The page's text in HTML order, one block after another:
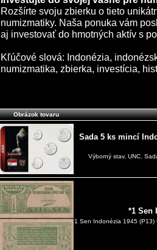
Rozšírte svoju zbierku o tieto
numizmatiky. Naša ponuka vám
aj investovať do hmotných aktív s
Kľúčové slová: Indonézia,
numizmatika, zbierka, investícia,
Obrázok tovaru
Sada 5 ks mincí
Výborný stav, UNC.
*1 Sen
1 Sen Indonézia 1945 (P13)